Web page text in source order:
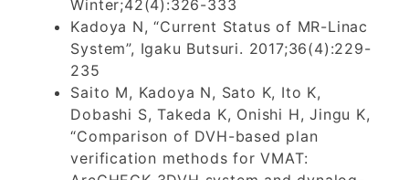
Winter;42(4):326-333
Kadoya N, “Current Status of MR-Linac
System”, Igaku Butsuri. 2017;36(4):229-
235
Saito M, Kadoya N, Sato K, Ito K,
Dobashi S, Takeda K, Onishi H, Jingu K,
“Comparison of DVH-based plan
verification methods for VMAT: